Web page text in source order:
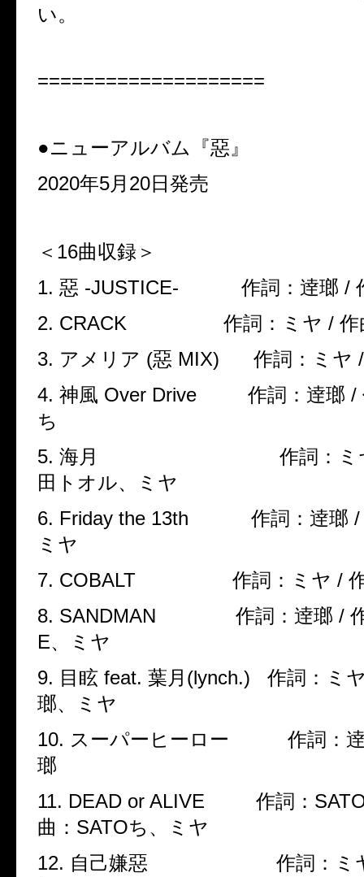
い。
====================
●ニューアルバム『惡』
2020年5月 20日発売
＜ 16曲収録＞
1. 惡 -JUSTICE- 作詞：逹瑯 /
2. CRACK 作詞：ミヤ / 作
3. アメリア (惡 MIX) 作詞：ミヤ
4. 神風 Over Drive 作詞：逹瑯 /
ち
5. 海月
作詞：ミ
田トオル、ミヤ
6. Friday the 13th 作詞：逹瑯
ミヤ
7. COBALT 作詞：ミヤ /
8. SANDMAN 作詞：逹瑯 /
E、ミヤ
9. 目眩 feat. 葉月 (lynch.) 作詞：ミ
瑯、ミヤ
10. スーパーヒーロー 作詞：
瑯
11. DEAD or ALIVE 作詞：
曲： SATOち、ミヤ
12. 自己嫌惡
作詞：ミ